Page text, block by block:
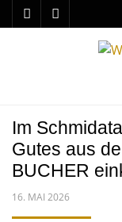
Im
Gutes aus
BUCHER
POSTED
16. MAI 2026